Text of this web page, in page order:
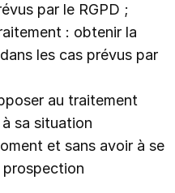
par le RGPD ;
: obtenir la
les cas prévus par
au traitement
sa situation
et sans avoir à se